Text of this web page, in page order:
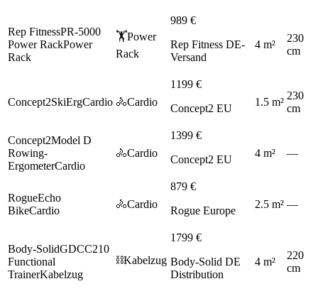
Rep FitnessPR-5000
Power RackPower
Rack
🏋️Power
Rack
989 €
Rep Fitness DE-
Versand
4 m²
230
cm
Concept2SkiErgCardio 🚴Cardio
1199 €
Concept2 EU
1.5 m²
230
cm
Concept2Model D
Rowing-
ErgometerCardio
🚴Cardio
1399 €
Concept2 EU
4 m² —
RogueEcho
BikeCardio
🚴Cardio
879 €
Rogue Europe
2.5 m² —
Body-SolidGDCC210
Functional
TrainerKabelzug
⛓️Kabelzug
1799 €
Body-Solid DE
Distribution
4 m²
220
cm